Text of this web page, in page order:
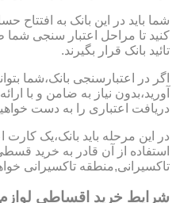
کنید تا مراحل اعتبار سنجی
تائید بانک قرار بگیرند.
آورید،بدون نیاز به ضامن و با
دریافت اعتباری را به دست
در این مرحله باید بانک،یک کارت
استفاده از آن قادر به خرید
تاکسیرانی,منطقه تاکسیرانی
شرایط خرید اقساطی لوازم